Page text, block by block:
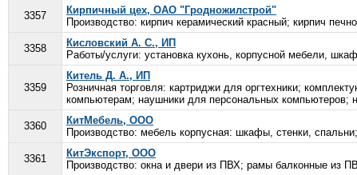
3357
Кирпичный цех, ОАО "Гродножилстрой"
Производство: кирпич керамический красный; кирпич
3358
Кисловский А. С., ИП
Работы/услуги: установка кухонь, корпусной мебели,
3359
Китель Д. А., ИП
Розничная торговля: картриджи для оргтехники;
компьютерам; наушники для персональных компьютеров;
3360
КитМебель, ООО
Производство: мебель корпусная: шкафы, стенки,
3361
КитЭкспорт, ООО
Производство: окна и двери из ПВХ; рамы балконные из